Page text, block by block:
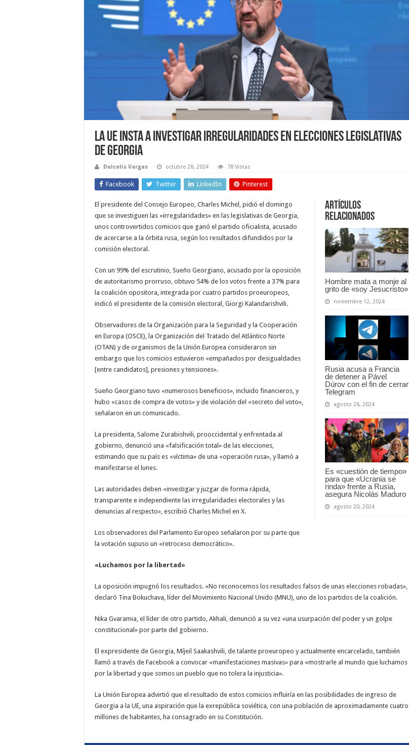
La UE insta a investigar irregularidades en elecciones legislativas
de Georgia
Dulcelis Vargas octubre 28, 2024 78 Vistas
Facebook Twitter LinkedIn Pinterest
Artículos
relacionados
Hombre mata a monje al
grito de «soy Jesucristo»
noviembre 12, 2024
Rusia acusa a Francia
de detener a Pável
Dúrov con el fin de cerrar
Telegram
agosto 26, 2024
Es «cuestión de tiempo»
para que «Ucrania se
rinda» frente a Rusia,
asegura Nicolás Maduro
agosto 20, 2024
El presidente del Consejo Europeo, Charles Michel, pidió el domingo
que se investiguen las «irregularidades» en las legislativas de Georgia,
unos controvertidos comicios que ganó el partido oficialista, acusado
de acercarse a la órbita rusa, según los resultados difundidos por la
comisión electoral.
Con un 99% del escrutinio, Sueño Georgiano, acusado por la oposición
de autoritarismo prorruso, obtuvo 54% de los votos frente a 37% para
la coalición opositora, integrada por cuatro partidos proeuropeos,
indicó el presidente de la comisión electoral, Giorgi Kalandarishvili.
Observadores de la Organización para la Seguridad y la Cooperación
en Europa (OSCE), la Organización del Tratado del Atlántico Norte
(OTAN) y de organismos de la Unión Europea consideraron sin
embargo que los comicios estuvieron «empañados por desigualdades
[entre candidatos], presiones y tensiones».
Sueño Georgiano tuvo «numerosos beneficios», incluido financieros, y
hubo «casos de compra de votos» y de violación del «secreto del voto»,
señalaron en un comunicado.
La presidenta, Salome Zurabishvili, prooccidental y enfrentada al
gobierno, denunció una «falsificación total» de las elecciones,
estimando que su país es «víctima» de una «operación rusa», y llamó a
manifestarse el lunes.
Las autoridades deben «investigar y juzgar de forma rápida,
transparente e independiente las irregularidades electorales y las
denuncias al respecto», escribió Charles Michel en X.
Los observadores del Parlamento Europeo señalaron por su parte que
la votación supuso un «retroceso democrático».
«Luchamos por la libertad»
La oposición impugnó los resultados. «No reconocemos los resultados falsos de unas elecciones robadas»,
declaró Tina Bokuchava, líder del Movimiento Nacional Unido (MNU), uno de los partidos de la coalición.
Nika Gvaramia, el líder de otro partido, Akhali, denunció a su vez «una usurpación del poder y un golpe
constitucional» por parte del gobierno.
El expresidente de Georgia, Míjeil Saakashvili, de talante proeuropeo y actualmente encarcelado, también
llamó a través de Facebook a convocar «manifestaciones masivas» para «mostrarle al mundo que luchamos
por la libertad y que somos un pueblo que no tolera la injusticia».
La Unión Europea advirtió que el resultado de estos comicios influiría en las posibilidades de ingreso de
Georgia a la UE, una aspiración que la exrepública soviética, con una población de aproximadamente cuatro
millones de habitantes, ha consagrado en su Constitución.